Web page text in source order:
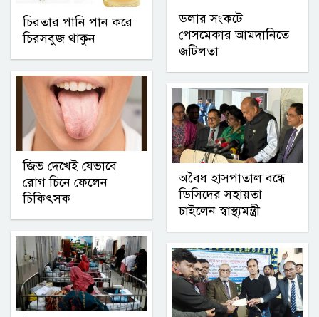
চিরতার পানি পান করে
চিরসবুজ থাকুন
জিভ দেখেই যেভাবে
রোগ চিনে ফেলেন
চিকিৎসক
ডলার সংকটে
পেসমেকার আমদানিতে
জটিলতা
অবৈধ হাসপাতাল বন্ধে
ডিসিদের সহায়তা
চাইলেন স্বাস্থ্যমন্ত্রী